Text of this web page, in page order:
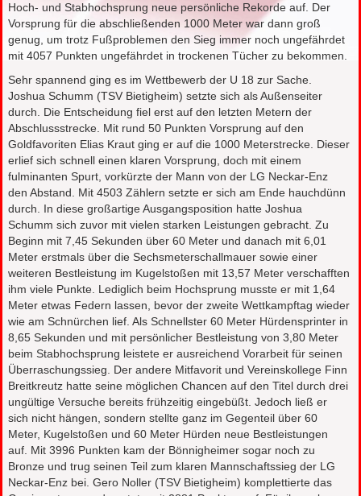
Hoch- und Stabhochsprung neue persönliche Rekorde auf. Der
Vorsprung für die abschließenden 1000 Meter war dann groß
genug, um trotz Fußproblemen den Sieg immer noch ungefährdet
mit 4057 Punkten ungefährdet in trockenen Tücher zu bekommen.
Sehr spannend ging es im Wettbewerb der U 18 zur Sache.
Joshua Schumm (TSV Bietigheim) setzte sich als Außenseiter
durch. Die Entscheidung fiel erst auf den letzten Metern der
Abschlussstrecke. Mit rund 50 Punkten Vorsprung auf den
Goldfavoriten Elias Kraut ging er auf die 1000 Meterstrecke. Dieser
erlief sich schnell einen klaren Vorsprung, doch mit einem
fulminanten Spurt, vorkürzte der Mann von der LG Neckar-Enz
den Abstand. Mit 4503 Zählern setzte er sich am Ende hauchdünn
durch. In diese großartige Ausgangsposition hatte Joshua
Schumm sich zuvor mit vielen starken Leistungen gebracht. Zu
Beginn mit 7,45 Sekunden über 60 Meter und danach mit 6,01
Meter erstmals über die Sechsmeterschallmauer sowie einer
weiteren Bestleistung im Kugelstoßen mit 13,57 Meter verschafften
ihm viele Punkte. Lediglich beim Hochsprung musste er mit 1,64
Meter etwas Federn lassen, bevor der zweite Wettkampftag wieder
wie am Schnürchen lief. Als Schnellster 60 Meter Hürdensprinter in
8,65 Sekunden und mit persönlicher Bestleistung von 3,80 Meter
beim Stabhochsprung leistete er ausreichend Vorarbeit für seinen
Überraschungssieg. Der andere Mitfavorit und Vereinskollege Finn
Breitkreutz hatte seine möglichen Chancen auf den Titel durch drei
ungültige Versuche bereits frühzeitig eingebüßt. Jedoch ließ er
sich nicht hängen, sondern stellte ganz im Gegenteil über 60
Meter, Kugelstoßen und 60 Meter Hürden neue Bestleistungen
auf. Mit 3996 Punkten kam der Bönnigheimer sogar noch zu
Bronze und trug seinen Teil zum klaren Mannschaftssieg der LG
Neckar-Enz bei. Gero Noller (TSV Bietigheim) komplettierte das